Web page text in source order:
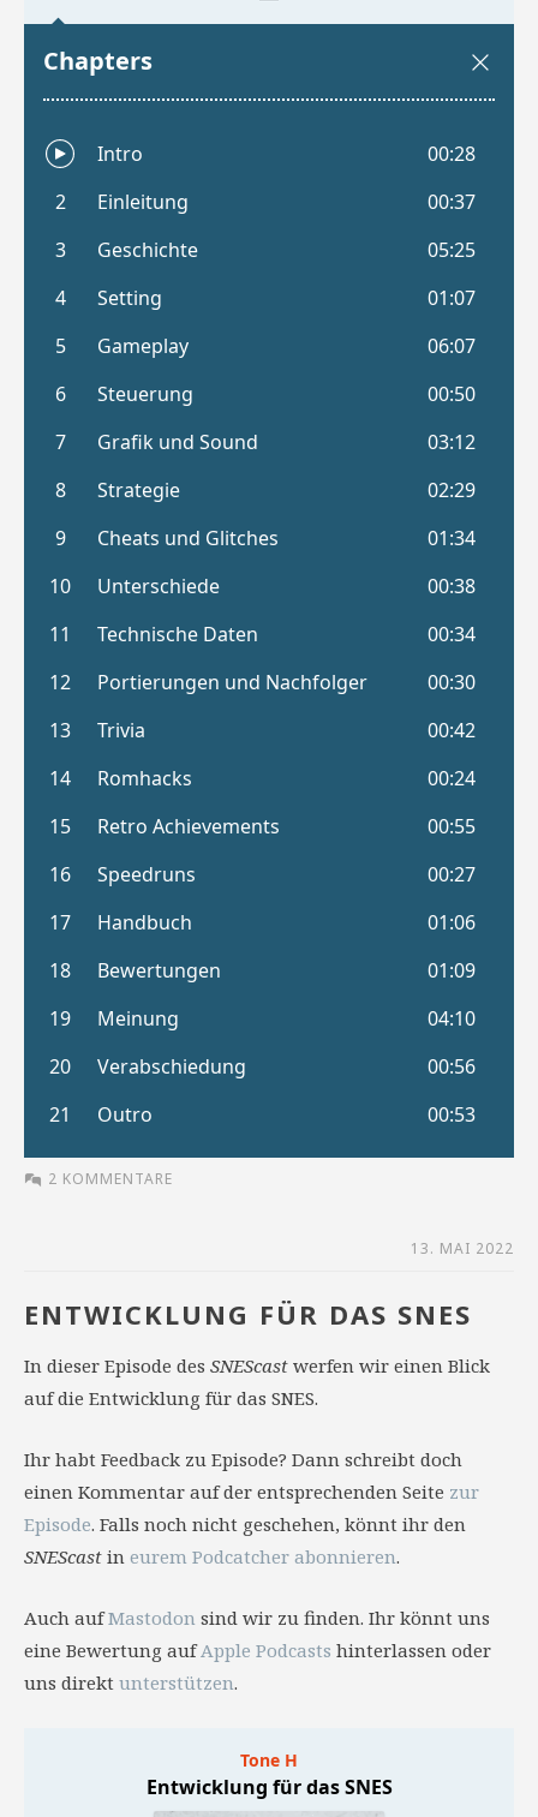
2 KOMMENTARE
13. MAI 2022
ENTWICKLUNG FÜR DAS SNES
In dieser Episode des SNEScast werfen wir einen Blick
auf die Entwicklung für das SNES.
Ihr habt Feedback zu Episode? Dann schreibt doch
einen Kommentar auf der entsprechenden Seite zur
Episode. Falls noch nicht geschehen, könnt ihr den
SNEScast in eurem Podcatcher abonnieren.
Auch aufMastodon sind wir zu finden. Ihr könnt uns
eine Bewertung aufApple Podcasts hinterlassen oder
uns direkt unterstützen.